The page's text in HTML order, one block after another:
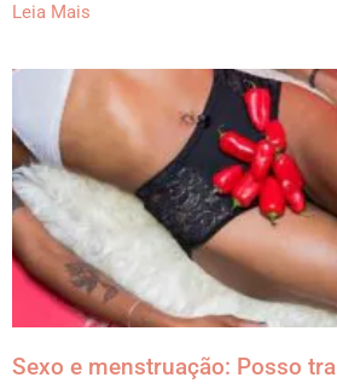
Leia Mais
Sexo e menstruação: Posso